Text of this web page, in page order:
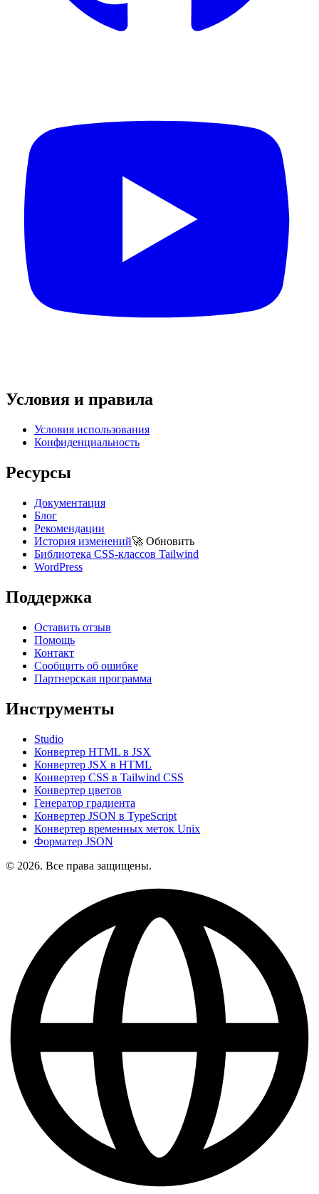
Условия и правила
Условия использования
Конфиденциальность
Ресурсы
Документация
Блог
Рекомендации
История изменений🚀 Обновить
Библиотека CSS-классов Tailwind
WordPress
Поддержка
Оставить отзыв
Помощь
Контакт
Сообщить об ошибке
Партнерская программа
Инструменты
Studio
Конвертер HTML в JSX
Конвертер JSX в HTML
Конвертер CSS в Tailwind CSS
Конвертер цветов
Генератор градиента
Конвертер JSON в TypeScript
Конвертер временных меток Unix
Форматер JSON
© 2026. Все права защищены.